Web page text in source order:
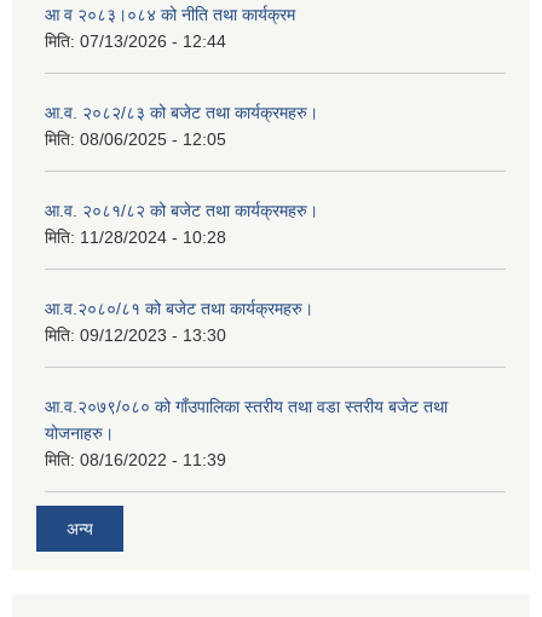
आ व २०८३।०८४ को नीति तथा कार्यक्रम
मिति: 07/13/2026 - 12:44
आ.व. २०८२/८३ को बजेट तथा कार्यक्रमहरु।
मिति: 08/06/2025 - 12:05
आ.व. २०८१/८२ को बजेट तथा कार्यक्रमहरु।
मिति: 11/28/2024 - 10:28
आ.व.२०८०/८१ को बजेट तथा कार्यक्रमहरु।
मिति: 09/12/2023 - 13:30
आ.व.२०७९/०८० को गाँउपालिका स्तरीय तथा वडा स्तरीय बजेट तथा
योजनाहरु।
मिति: 08/16/2022 - 11:39
अन्य